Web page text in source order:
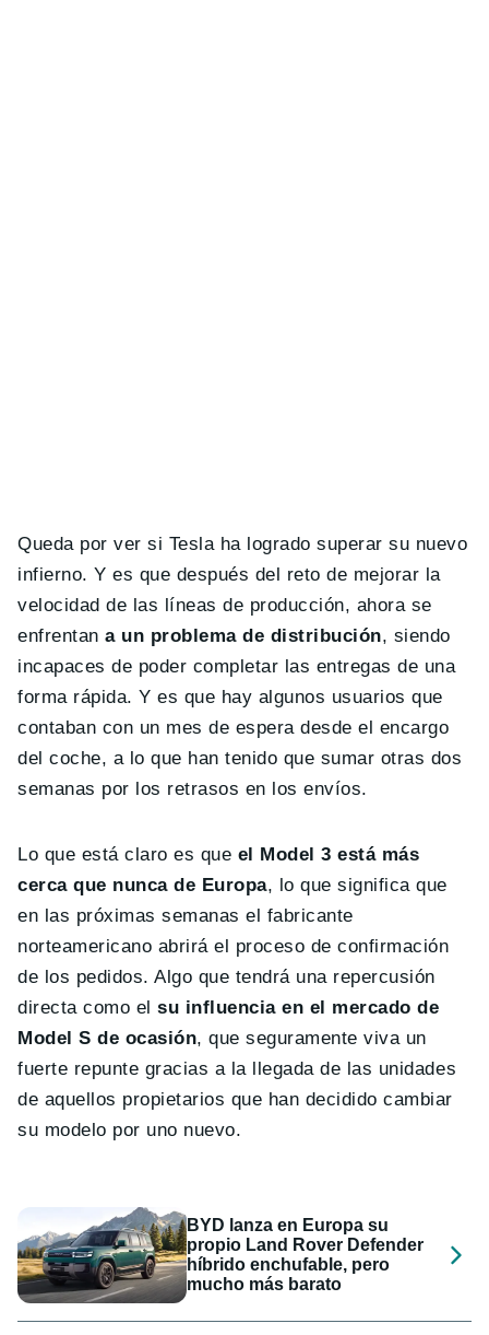
Queda por ver si Tesla ha logrado superar su nuevo
infierno. Y es que después del reto de mejorar la
velocidad de las líneas de producción, ahora se
enfrentana un problema de distribución, siendo
incapaces de poder completar las entregas de una
forma rápida. Y es que hay algunos usuarios que
contaban con un mes de espera desde el encargo
del coche, a lo que han tenido que sumar otras dos
semanas por los retrasos en los envíos.
Lo que está claro es que el Model 3 está más
cerca que nunca de Europa, lo que significa que
en las próximas semanas el fabricante
norteamericano abrirá el proceso de confirmación
de los pedidos. Algo que tendrá una repercusión
directa como el su influencia en el mercado de
Model S de ocasión, que seguramente viva un
fuerte repunte gracias a la llegada de las unidades
de aquellos propietarios que han decidido cambiar
su modelo por uno nuevo.
BYD lanza en Europa su
propio Land Rover Defender
híbrido enchufable, pero
mucho más barato